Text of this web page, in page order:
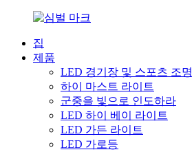
집
제품
LED 경기장 및 스포츠 조명
하이 마스트 라이트
군중을 빛으로 인도하라
LED 하이 베이 라이트
LED 가든 라이트
LED 가로등